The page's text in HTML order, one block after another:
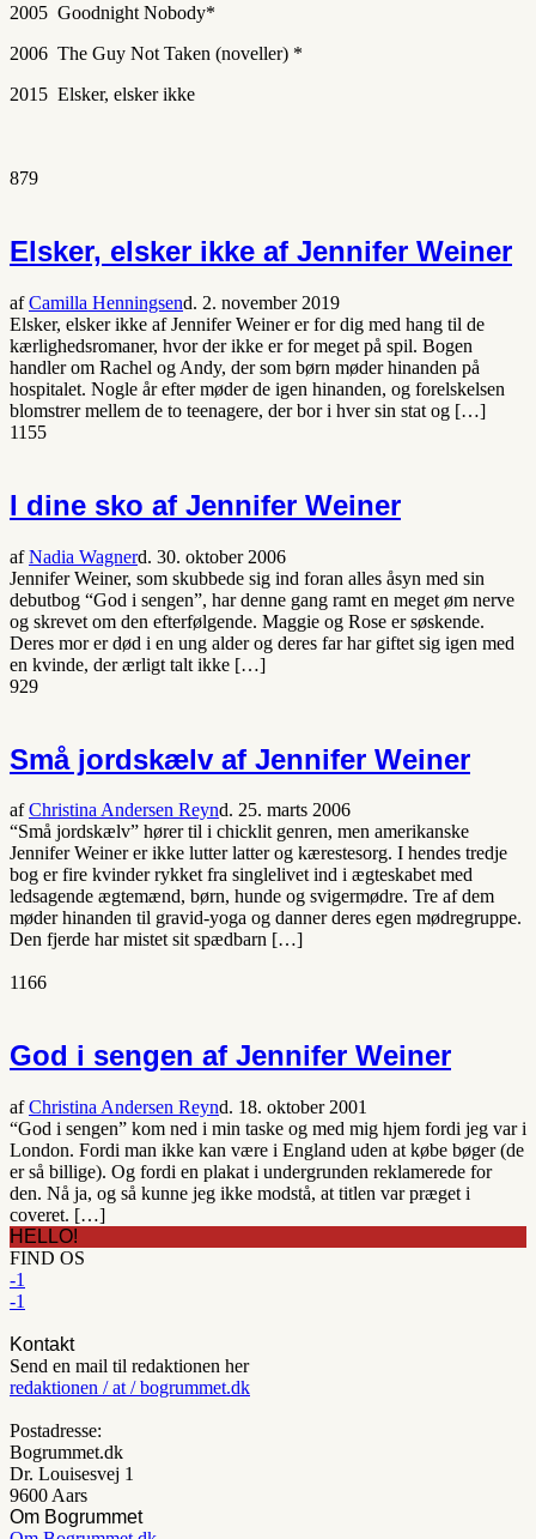
2005 Goodnight Nobody*
2006 The Guy Not Taken (noveller) *
2015 Elsker, elsker ikke
879
Elsker, elsker ikke af Jennifer Weiner
afCamilla Henningsend. 2. november 2019
Elsker, elsker ikke af Jennifer Weiner er for dig med hang til de
kærlighedsromaner, hvor der ikke er for meget på spil. Bogen
handler om Rachel og Andy, der som børn møder hinanden på
hospitalet. Nogle år efter møder de igen hinanden, og forelskelsen
blomstrer mellem de to teenagere, der bor i hver sin stat og […]
1155
I dine sko af Jennifer Weiner
afNadia Wagnerd. 30. oktober 2006
Jennifer Weiner, som skubbede sig ind foran alles åsyn med sin
debutbog “God i sengen”, har denne gang ramt en meget øm nerve
og skrevet om den efterfølgende. Maggie og Rose er søskende.
Deres mor er død i en ung alder og deres far har giftet sig igen med
en kvinde, der ærligt talt ikke […]
929
Små jordskælv af Jennifer Weiner
afChristina Andersen Reynd. 25. marts 2006
“Små jordskælv” hører til i chicklit genren, men amerikanske
Jennifer Weiner er ikke lutter latter og kærestesorg. I hendes tredje
bog er fire kvinder rykket fra singlelivet ind i ægteskabet med
ledsagende ægtemænd, børn, hunde og svigermødre. Tre af dem
møder hinanden til gravid-yoga og danner deres egen mødregruppe.
Den fjerde har mistet sit spædbarn […]
1166
God i sengen af Jennifer Weiner
afChristina Andersen Reynd. 18. oktober 2001
“God i sengen” kom ned i min taske og med mig hjem fordi jeg var i
London. Fordi man ikke kan være i England uden at købe bøger (de
er så billige). Og fordi en plakat i undergrunden reklamerede for
den. Nå ja, og så kunne jeg ikke modstå, at titlen var præget i
coveret. […]
HELLO!
FIND OS
-1
-1
Kontakt
Send en mail til redaktionen her
redaktionen / at / bogrummet.dk
Postadresse:
Bogrummet.dk
Dr. Louisesvej 1
9600 Aars
Om Bogrummet